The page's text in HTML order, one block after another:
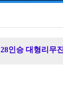
28인승 대형리무진